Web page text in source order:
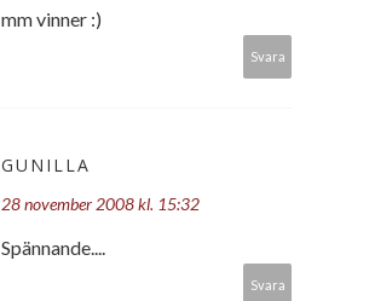
mm vinner :)
Svara
GUNILLA
28 november 2008 kl. 15:32
Spännande....
Svara